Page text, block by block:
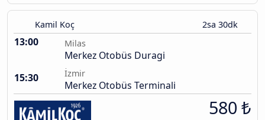
Kamil Koç 2sa 30dk
13:00 Milas
Merkez Otobüs Duragi
15:30
İzmir
Merkez Otobüs Terminali
580 ₺